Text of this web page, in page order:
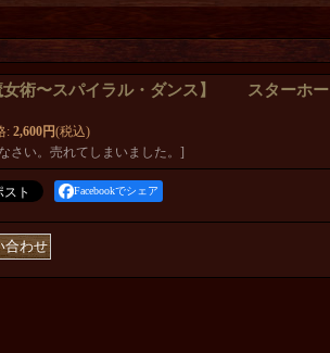
女術〜スパイラル・ダンス】 スターホー
: 2,600円(税込)
さい。売れてしまいました。]
Facebookでシェア